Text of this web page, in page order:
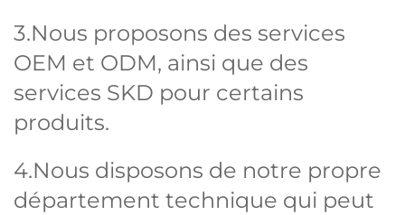
3.Nous proposons des services
OEM et ODM, ainsi que des
services SKD pour certains
produits.
4.Nous disposons de notre propre
département technique qui peut